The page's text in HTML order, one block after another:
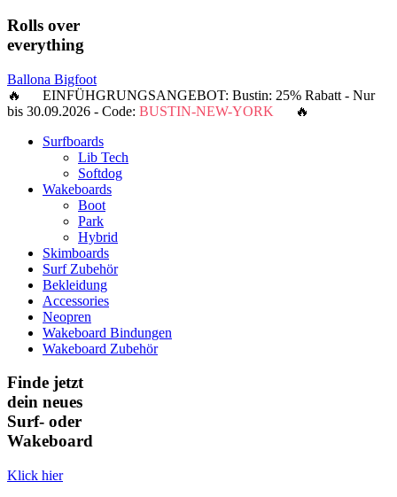
Rolls over
everything
Ballona Bigfoot
🔥 EINFÜHGRUNGSANGEBOT: Bustin: 25% Rabatt - Nur
bis 30.09.2026 - Code: BUSTIN-NEW-YORK 🔥
Surfboards
Lib Tech
Softdog
Wakeboards
Boot
Park
Hybrid
Skimboards
Surf Zubehör
Bekleidung
Accessories
Neopren
Wakeboard Bindungen
Wakeboard Zubehör
Finde jetzt
dein neues
Surf- oder
Wakeboard
Klick hier